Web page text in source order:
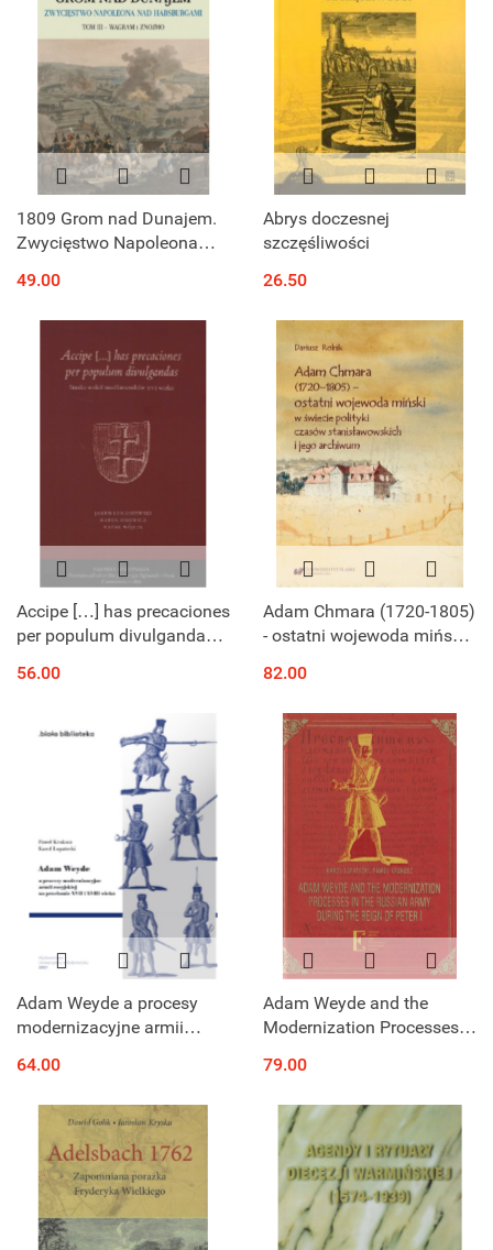
1809 Grom nad Dunajem.
Zwycięstwo Napoleona
Wagram i Znojmo
49.00
Abrys doczesnej
szczęśliwości
26.50
Accipe […] has precaciones
per populum divulgandas.
modlitewników XVI wieku
56.00
Adam Chmara (1720-1805)
- ostatni wojewoda miński
stanisławowskich i jego
82.00
Adam Weyde a procesy
modernizacyjne armii
i XVIII wieku
64.00
Adam Weyde and the
Modernization Processes
the Reign of Peter I
79.00